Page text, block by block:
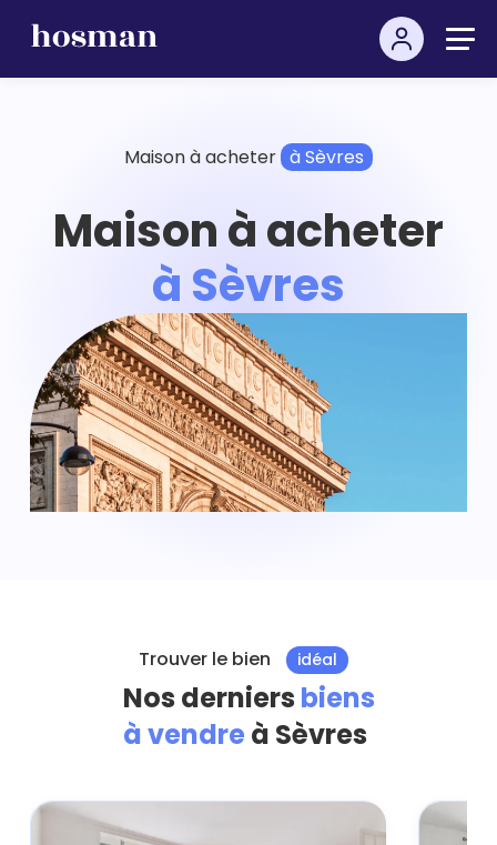
Maison à acheter à Sèvres
Maison à acheter
à Sèvres
Trouver le bien idéal
Nos derniers biens
à vendre à Sèvres